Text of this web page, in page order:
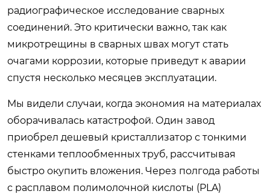
радиографическое исследование сварных
соединений. Это критически важно, так как
микротрещины в сварных швах могут стать
очагами коррозии, которые приведут к аварии
спустя несколько месяцев эксплуатации.
Мы видели случаи, когда экономия на материалах
оборачивалась катастрофой. Один завод
приобрел дешевый кристаллизатор с тонкими
стенками теплообменных труб, рассчитывая
быстро окупить вложения. Через полгода работы
с расплавом полимолочной кислоты (PLA)